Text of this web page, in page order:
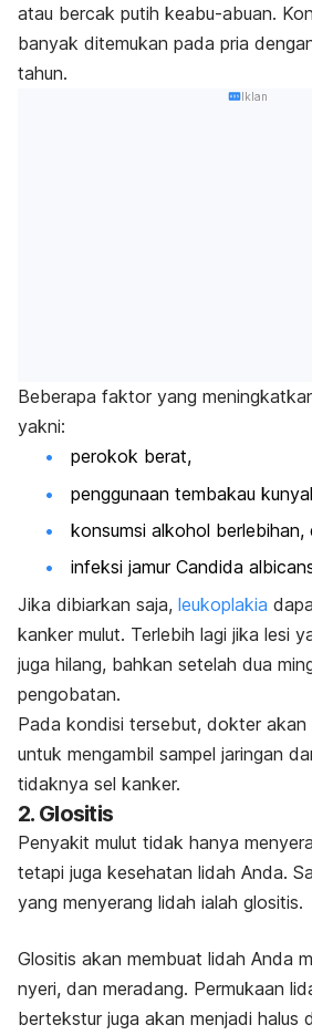
atau bercak putih keabu-abuan.
banyak ditemukan pada pria
tahun.
Iklan
Beberapa faktor yang
yakni:
perokok berat,
penggunaan tembakau
konsumsi alkohol berlebihan,
infeksi jamur Candida
Jika dibiarkan saja, leukoplakia
kanker mulut. Terlebih lagi jika lesi
juga hilang, bahkan setelah dua
pengobatan.
Pada kondisi tersebut, dokter akan
untuk mengambil sampel jaringan
tidaknya sel kanker.
2. Glositis
Penyakit mulut tidak hanya
tetapi juga kesehatan lidah Anda.
yang menyerang lidah ialah glositis.
Glositis akan membuat lidah Anda
nyeri, dan meradang. Permukaan
bertekstur juga akan menjadi halus